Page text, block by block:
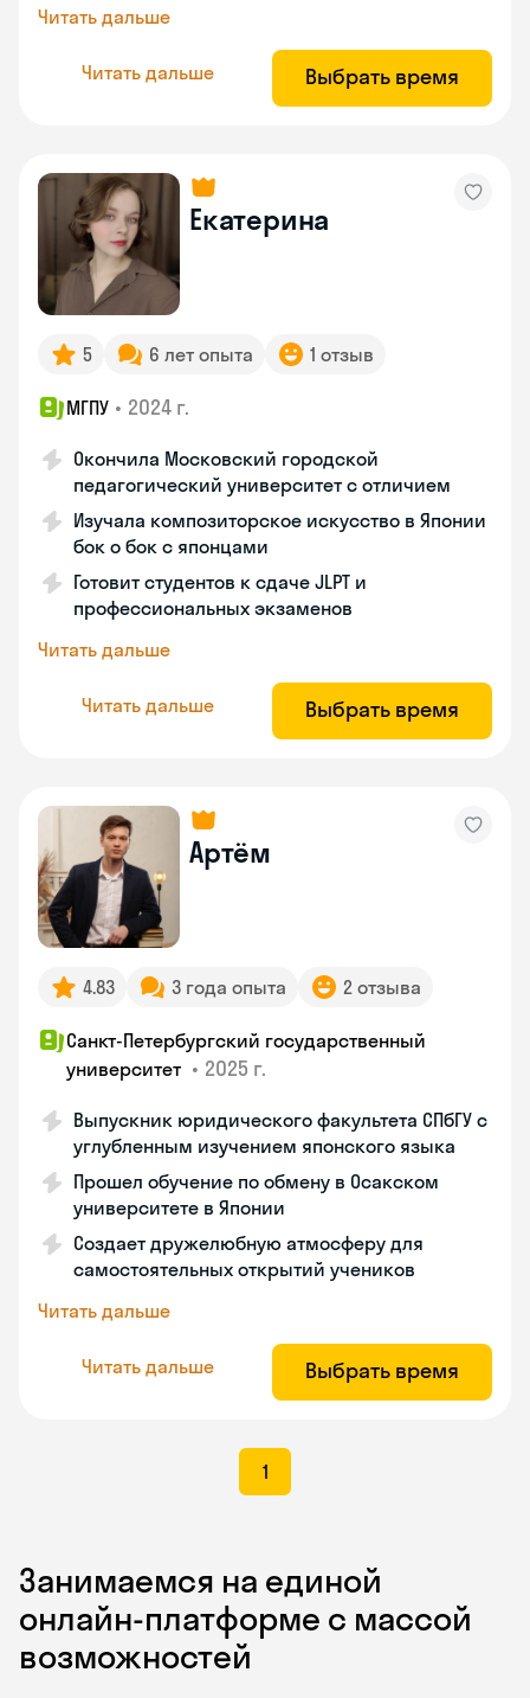
Читать дальше
Читать дальше Выбрать время
Екатерина
5 6 лет опыта 1 отзыв
МГПУ • 2024 г.
Окончила Московский городской
педагогический университет с отличием
Изучала композиторское искусство в Японии
бок о бок с японцами
Готовит студентов к сдаче JLPT и
профессиональных экзаменов
Читать дальше
Читать дальше Выбрать время
Артём
4.83 3 года опыта 2 отзыва
Санкт-Петербургский государственный
университет • 2025 г.
Выпускник юридического факультета СПбГУ с
углубленным изучением японского языка
Прошел обучение по обмену в Осакском
университете в Японии
Создает дружелюбную атмосферу для
самостоятельных открытий учеников
Читать дальше
Читать дальше Выбрать время
1
Занимаемся на единой
онлайн-платформе с массой
возможностей